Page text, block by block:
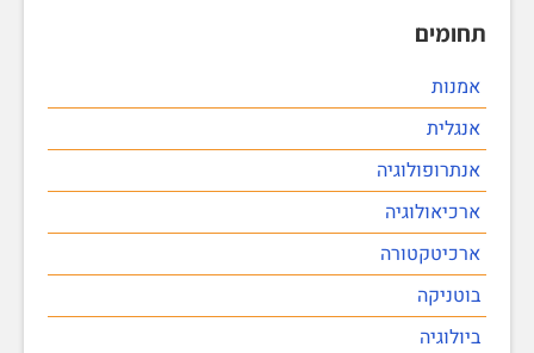
תחומים
אמנות
אנגלית
אנתרופולוגיה
ארכיאולוגיה
ארכיטקטורה
בוטניקה
ביולוגיה